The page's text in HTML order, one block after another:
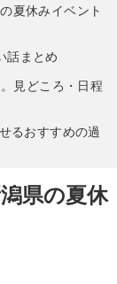
夏休みイベント
話まとめ
見どころ・日程
るおすすめの過
県の夏休